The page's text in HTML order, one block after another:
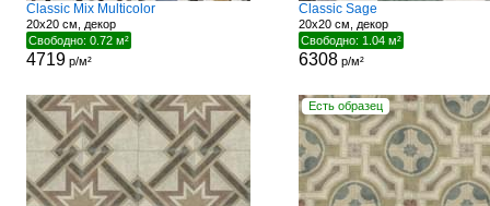
Classic Mix Multicolor
20x20 см, декор
Свободно: 0.72 м²
4719р/м²
Classic Sage
20x20 см, декор
Свободно: 1.04 м²
6308р/м²
Есть образец